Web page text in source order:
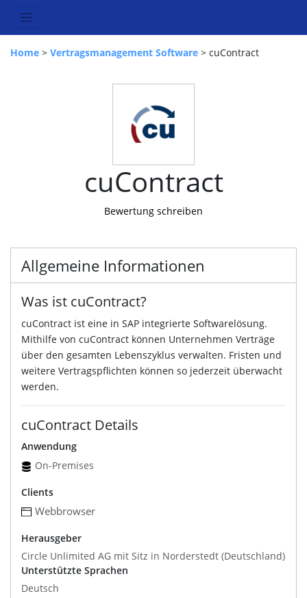
Home > Vertragsmanagement Software > cuContract
cuContract
Bewertung schreiben
Allgemeine Informationen
Was ist cuContract?
cuContract ist eine in SAP integrierte Softwarelösung.
Mithilfe von cuContract können Unternehmen Verträge
über den gesamten Lebenszyklus verwalten. Fristen und
weitere Vertragspflichten können so jederzeit überwacht
werden.
cuContract Details
Anwendung
On-Premises
Clients
Webbrowser
Herausgeber
Circle Unlimited AG mit Sitz in Norderstedt (Deutschland)
Unterstützte Sprachen
Deutsch